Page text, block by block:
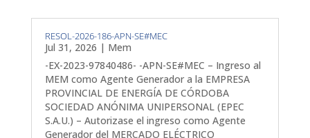
RESOL-2026-186-APN-SE#MEC
Jul 31, 2026 | Mem
-EX-2023-97840486- -APN-SE#MEC – Ingreso al
MEM como Agente Generador a la EMPRESA
PROVINCIAL DE ENERGÍA DE CÓRDOBA
SOCIEDAD ANÓNIMA UNIPERSONAL (EPEC
S.A.U.) – Autorizase el ingreso como Agente
Generador del MERCADO ELÉCTRICO